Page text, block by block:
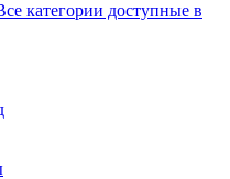
категории доступные в